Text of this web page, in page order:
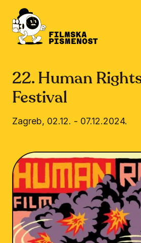
22. Human
Festival
Zagreb, 02.12. - 07.12.2024.